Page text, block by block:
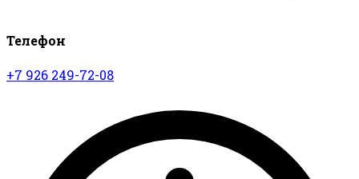
Телефон
+7 926 249-72-08